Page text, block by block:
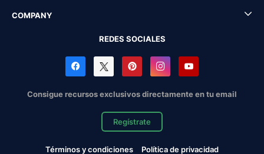
COMPANY
REDES SOCIALES
Consigue recursos exclusivos directamente en tu email
Regístrate
Términos y condiciones
Política de privacidad